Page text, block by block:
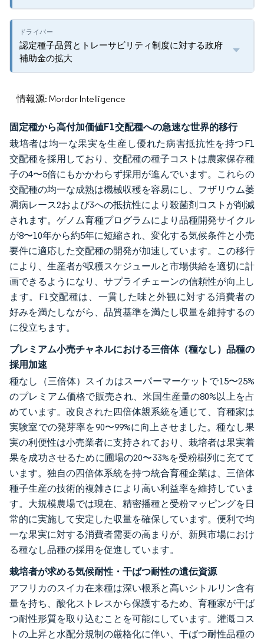
認定種子品質とトレーサビリティ制度に対する政府
補助金の拡大
情報源: Mordor Intelligence
固定種から高付加価値F1交配種への急速な世界的移行
栽培者は均一な果実を生産し優れた病害抵抗性を持つF1
交配種を採用しており、交配種の種子コストは農家保存種
子の4〜5倍にもかかわらず採用が進んでいます。これらの
交配種の均一な成熟は機械収穫を容易にし、フザリウム萎
凋病レース2および3への抵抗性により殺菌剤コストが削減
されます。ゲノム育種プログラムにより品種開発サイクル
が8〜10年から約5年に短縮され、変化する気候条件と小売
要件に適応した交配種の開発が加速しています。この移行
により、生産者が収穫スケジュールと市場供給を適切に計
画できるようになり、サプライチェーンの信頼性が向上し
ます。F1交配種は、一貫した味と外観に対する消費者の
好みを満たしながら、品質基準を満たし収量を維持するの
に役立ちます。
プレミアム小売チャネルにおける三倍体（種なし）品種の
採用加速
種なし（三倍体）スイカはスーパーマーケットで15〜25%
のプレミアム価格で販売され、米国生産量の80%以上を占
めています。改良された四倍体親系統を通じて、育種家は
実験室での発芽率を90〜99%に向上させました。種なし果
実の利便性は小売業者に支持されており、栽培者は果実着
果を成功させるために圃場の20〜33%を受粉樹列に充てて
います。独自の四倍体系統を持つ統合育種企業は、三倍体
種子生産の技術的複雑さにより高い利益率を維持していま
す。大規模農場では現在、精密播種と受粉マッピングを日
常的に実施して安定した収量を確保しています。便利で均
一な果実に対する消費者需要の高まりが、新興市場におけ
る種なし品種の採用を促進しています。
栽培者が求める気候耐性・干ばつ耐性の遺伝資源
アフリカのスイカ在来種は深い根系と高いシトルリン含有
量を持ち、酸化ストレスから保護するため、育種家が干ば
つ耐性形質を取り込むことを可能にしています。灌漑コス
トの上昇と水配分規制の厳格化に伴い、干ばつ耐性品種の